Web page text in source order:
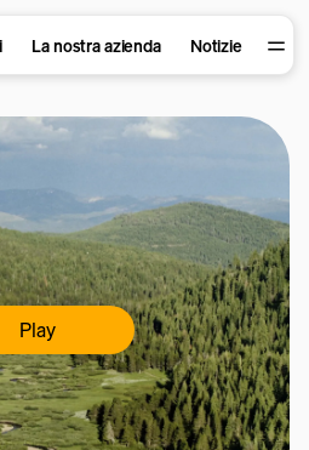
La nostra azienda Notizie
Play